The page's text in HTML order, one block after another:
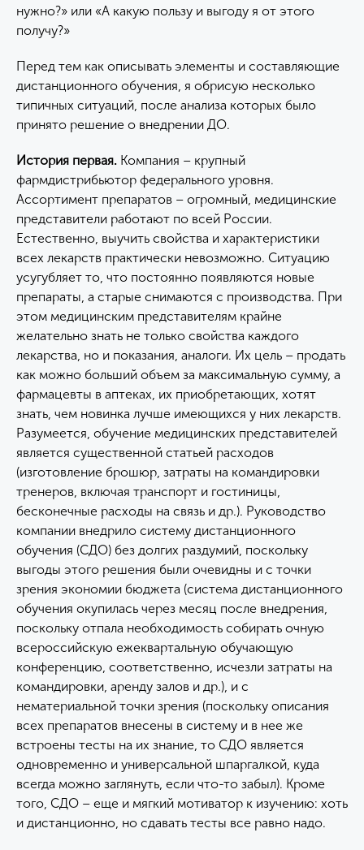
нужно?» или «А какую пользу и выгоду я от этого
получу?»
Перед тем как описывать элементы и составляющие
дистанционного обучения, я обрисую несколько
типичных ситуаций, после анализа которых было
принято решение о внедрении ДО.
История первая. Компания – крупный
фармдистрибьютор федерального уровня.
Ассортимент препаратов – огромный, медицинские
представители работают по всей России.
Естественно, выучить свойства и характеристики
всех лекарств практически невозможно. Ситуацию
усугубляет то, что постоянно появляются новые
препараты, а старые снимаются с производства. При
этом медицинским представителям крайне
желательно знать не только свойства каждого
лекарства, но и показания, аналоги. Их цель – продать
как можно больший объем за максимальную сумму, а
фармацевты в аптеках, их приобретающих, хотят
знать, чем новинка лучше имеющихся у них лекарств.
Разумеется, обучение медицинских представителей
является существенной статьей расходов
(изготовление брошюр, затраты на командировки
тренеров, включая транспорт и гостиницы,
бесконечные расходы на связь и др.). Руководство
компании внедрило систему дистанционного
обучения (СДО) без долгих раздумий, поскольку
выгоды этого решения были очевидны и с точки
зрения экономии бюджета (система дистанционного
обучения окупилась через месяц после внедрения,
поскольку отпала необходимость собирать очную
всероссийскую ежеквартальную обучающую
конференцию, соответственно, исчезли затраты на
командировки, аренду залов и др.), и с
нематериальной точки зрения (поскольку описания
всех препаратов внесены в систему и в нее же
встроены тесты на их знание, то СДО является
одновременно и универсальной шпаргалкой, куда
всегда можно заглянуть, если что-то забыл). Кроме
того, СДО – еще и мягкий мотиватор к изучению: хоть
и дистанционно, но сдавать тесты все равно надо.